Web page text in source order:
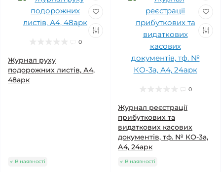
0
Журнал руху
подорожних листів, А4,
48арк
В наявності
0
Журнал реєстрації
прибуткових та
видаткових касових
документів, тф. № КО-3а,
А4, 24арк
В наявності